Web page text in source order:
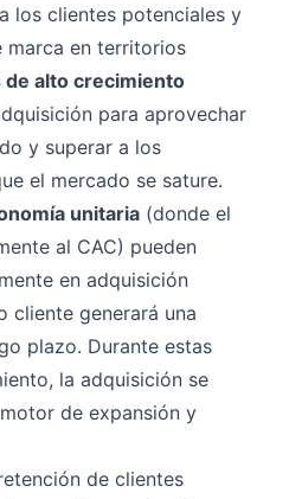
los clientes potenciales y
marca en territorios
de alto crecimiento
para aprovechar
y superar a los
el mercado se sature.
unitaria (donde el
al CAC) pueden
en adquisición
cliente generará una
plazo. Durante estas
la adquisición se
de expansión y
de clientes